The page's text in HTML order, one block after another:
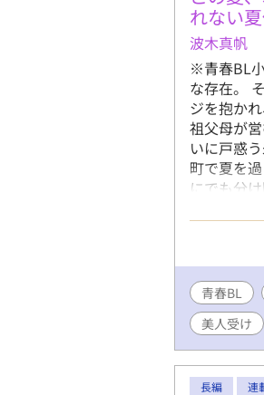
れない
波木真帆
※青春BL
な存在。
ジを抱か
祖父母が
いに戸惑
町で夏を
にでも分
く。 迅
わってい
校生な二
青春BL
美人受け
長編 連